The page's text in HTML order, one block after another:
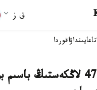
ق ز
تاعايىنداۋاقوردا
ساۋد ارابياسىندا 47 لاڭكەستىڭ